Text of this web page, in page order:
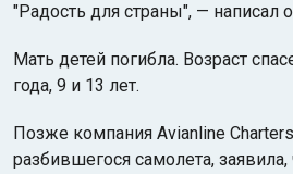
"Радость для страны", — написал
Мать детей погибла. Возраст
года, 9 и 13 лет.
Позже компания Avianline
разбившегося самолета,